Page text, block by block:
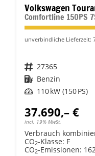
Volkswagen
unverbindliche Lieferzeit:
Fahrzeugnr. 27365
Kraftstoff Benzin
Leistung 110 kW (150 PS)
37.690,– €
incl. 19% MwSt.
Verbrauch
CO2-Klasse: F
CO2-Emissionen: